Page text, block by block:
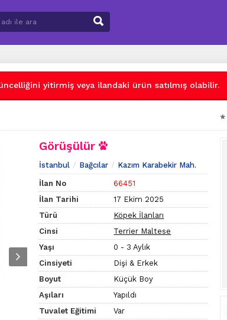
yitirmiş veya ilandaki ürün satılmış olabilir.
Görüşülür
İstanbul Bağcılar Kazım Karabekir Mah.
İlan No
66451
İlan Tarihi
17 Ekim 2025
Türü
Köpek İlanları
Cinsi
Terrier Maltese
Yaşı
0 - 3 Aylık
Cinsiyeti
Dişi & Erkek
Boyut
Küçük Boy
Aşıları
Yapıldı
Tuvalet Eğitimi
Var